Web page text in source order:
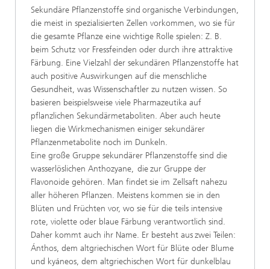
Sekundäre Pflanzenstoffe sind organische Verbindungen,
die meist in spezialisierten Zellen vorkommen, wo sie für
die gesamte Pflanze eine wichtige Rolle spielen: Z. B.
beim Schutz vor Fressfeinden oder durch ihre attraktive
Färbung. Eine Vielzahl der sekundären Pflanzenstoffe hat
auch positive Auswirkungen auf die menschliche
Gesundheit, was Wissenschaftler zu nutzen wissen. So
basieren beispielsweise viele Pharmazeutika auf
pflanzlichen Sekundärmetaboliten. Aber auch heute
liegen die Wirkmechanismen einiger sekundärer
Pflanzenmetabolite noch im Dunkeln.
Eine große Gruppe sekundärer Pflanzenstoffe sind die
wasserlöslichen Anthozyane, die zur Gruppe der
Flavonoide gehören. Man findet sie im Zellsaft nahezu
aller höheren Pflanzen. Meistens kommen sie in den
Blüten und Früchten vor, wo sie für die teils intensive
rote, violette oder blaue Färbung verantwortlich sind.
Daher kommt auch ihr Name. Er besteht aus zwei Teilen:
Ánthos, dem altgriechischen Wort für Blüte oder Blume
und kyáneos, dem altgriechischen Wort für dunkelblau